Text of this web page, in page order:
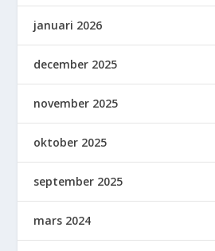
januari 2026
december 2025
november 2025
oktober 2025
september 2025
mars 2024